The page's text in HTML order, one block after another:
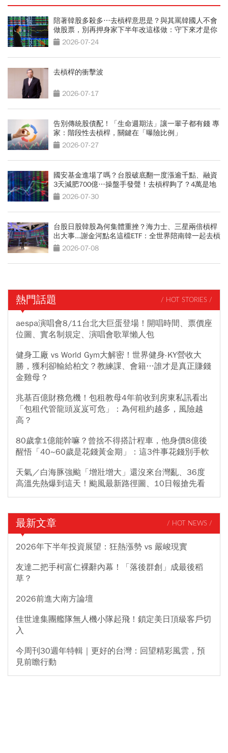
陪著韓股多殺多…去槓桿意思是？與其罵韓國人不會
做股票，別再押身家下半年改這樣做：守下來才是你
的錢2026-07-24
去槓桿的衝擊波
2026-07-17
告別傳統股債配！「生命週期法」讓一輩子都有錢 專
家：階段性去槓桿，關鍵在「曝險比例」
2026-07-27
國安基金進場了嗎？台股破底翻一度漲逾千點、融資
3天減肥700億…操盤手發聲！去槓桿夠了？4萬是地
板？2026-07-30
台股日股韓股為何集體重挫？海力士、三星兩倍槓桿
出大事...謝金河點名這檔ETF：全世界陪南韓一起去槓
桿 2026-07-08
熱門話題 / HOT STORIES /
aespa演唱會8/11台北大巨蛋登場！開唱時間、票價座
位圖、實名制規定、演唱會歌單懶人包
健身工廠 vs World Gym大解密！世界健身-KY營收大
勝，獲利卻輸給柏文？教練課、會籍…誰才是真正賺錢
金雞母？
兆基百億財務危機！包租教母4年前收到房東私訊看出
「包租代管龍頭岌岌可危」：為何租約越多，風險越
高？
80歲拿1億能幹嘛？曾捨不得搭計程車，他身價8億後
醒悟「40~60歲是花錢黃金期」：這3件事花錢別手軟
天氣／白海豚強颱「增壯增大」還沒來台灣亂、36度
高溫先熱爆到這天！颱風最新路徑圖、10日報搶先看
最新文章 / HOT NEWS /
2026年下半年投資展望：狂熱漲勢 vs 嚴峻現實
友達二把手柯富仁裸辭內幕！「落後群創」成最後稻
草？
2026前進大南方論壇
佳世達集團艦隊無人機小隊起飛！鎖定美日頂級客戶切
入
今周刊30週年特輯｜更好的台灣：回望精彩風雲，預
見前瞻行動